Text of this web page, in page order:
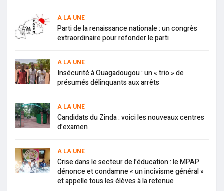
A LA UNE
Parti de la renaissance nationale : un congrès
extraordinaire pour refonder le parti
A LA UNE
Insécurité à Ouagadougou : un « trio » de
présumés délinquants aux arrêts
A LA UNE
Candidats du Zinda : voici les nouveaux centres
d’examen
A LA UNE
Crise dans le secteur de l’éducation : le MPAP
dénonce et condamne « un incivisme général »
et appelle tous les élèves à la retenue